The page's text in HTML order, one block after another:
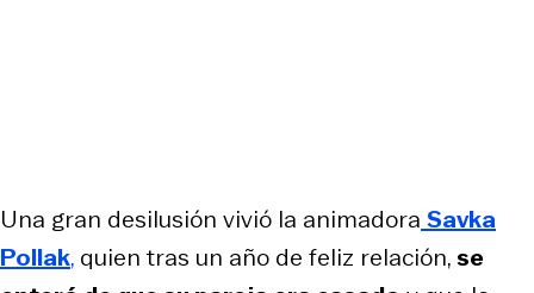
Una gran desilusión vivió la animadora Savka
Pollak, quien tras un año de feliz relación,se